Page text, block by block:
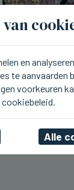
Vierde
wo 05
en
te
voorkeuren
Alle